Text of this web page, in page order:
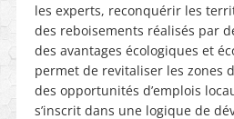
les experts, reconquérir les
des reboisements réalisés par
des avantages écologiques et
permet de revitaliser les zones
des opportunités d’emplois
s’inscrit dans une logique de